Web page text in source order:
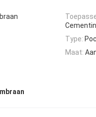
Type:
Maat: